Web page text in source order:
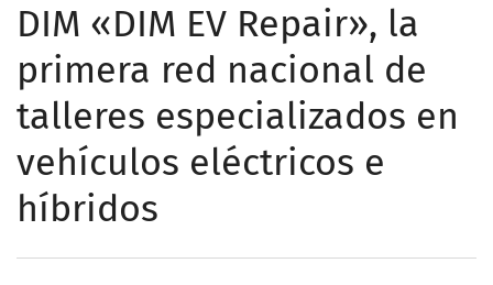
DIM «DIM EV Repair», la
primera red nacional de
talleres especializados en
vehículos eléctricos e
híbridos